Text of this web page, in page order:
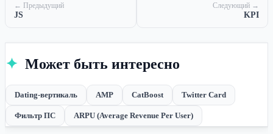
← Предыдущий
JS
Следующий →
KPI
✦ Может быть интересно
Dating-вертикаль AMP CatBoost Twitter Card
Фильтр ПС ARPU (Average Revenue Per User)